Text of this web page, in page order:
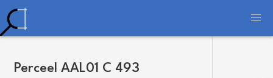
Perceel AAL01 C 493